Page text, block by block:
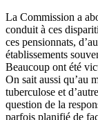
La Commission a
conduit à ces
ces pensionnats,
établissements
Beaucoup ont été
On sait aussi qu’au
tuberculose et
question de la
parfois planifié de